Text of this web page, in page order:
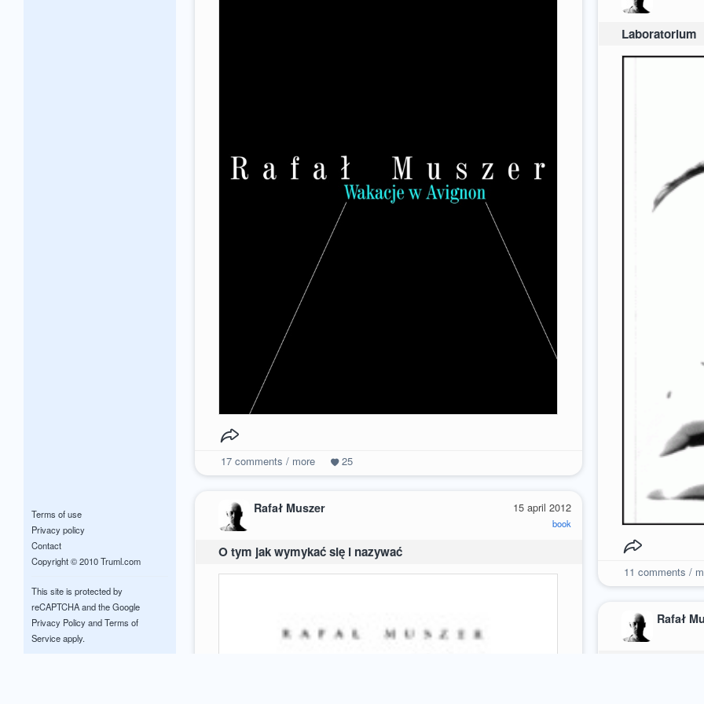
Terms of use
Privacy policy
Contact
Copyright © 2010 Truml.com
This site is protected by
reCAPTCHA and the Google
Privacy PolicyandTerms of
Serviceapply.
17comments / more 25
Laboratorium
11 comments /
15 april 2012
book
Rafał Muszer
O tym jak wymykać się i nazywać
Rafał